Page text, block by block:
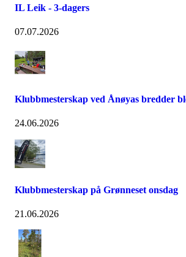
IL Leik - 3-dagers
07.07.2026
Klubbmesterskap ved Ånøyas bredder
24.06.2026
Klubbmesterskap på Grønneset onsdag
21.06.2026